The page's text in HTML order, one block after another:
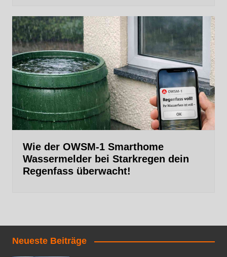
Wie der OWSM‑1 Smarthome
Wassermelder bei Starkregen dein
Regenfass überwacht!
Neueste Beiträge